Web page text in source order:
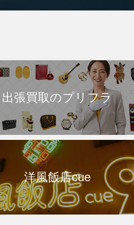
出張買取のプリフラ
洋風飯店cue